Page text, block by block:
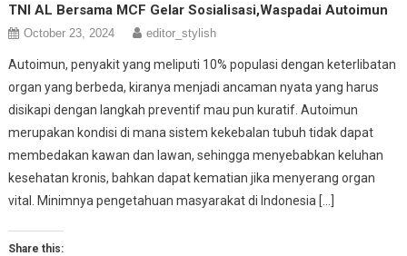
TNI AL Bersama MCF Gelar Sosialisasi,Waspadai Autoimun
October 23, 2024 editor_stylish
Autoimun, penyakit yang meliputi 10% populasi dengan keterlibatan
organ yang berbeda, kiranya menjadi ancaman nyata yang harus
disikapi dengan langkah preventif mau pun kuratif. Autoimun
merupakan kondisi di mana sistem kekebalan tubuh tidak dapat
membedakan kawan dan lawan, sehingga menyebabkan keluhan
kesehatan kronis, bahkan dapat kematian jika menyerang organ
vital. Minimnya pengetahuan masyarakat di Indonesia […]
Share this: